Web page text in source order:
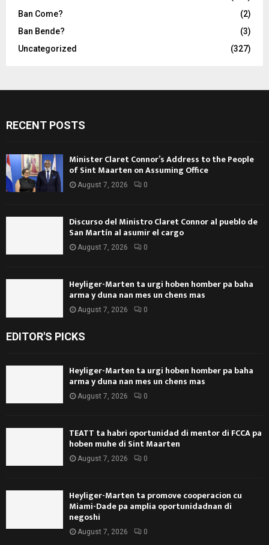
Ban Come?
(2)
Ban Bende?
(3)
Uncategorized
(327)
RECENT POSTS
Minister Claret Connor’s Address to the People
of Sint Maarten on Assuming Office
August 7, 2026 0
Discurso del Ministro Claret Connor al pueblo de
San Martín al asumir el cargo
August 7, 2026 0
Heyliger-Marten ta urgi hoben homber pa baha
arma y duna nan mes un chens mas
August 7, 2026 0
EDITOR'S PICKS
Heyliger-Marten ta urgi hoben homber pa baha
arma y duna nan mes un chens mas
August 7, 2026 0
TEATT ta habri oportunidad di mentor di FCCA pa
hoben muhe di Sint Maarten
August 7, 2026 0
Heyliger-Marten ta promove cooperacion cu
Miami-Dade pa amplia oportunidadnan di
negoshi
August 7, 2026 0